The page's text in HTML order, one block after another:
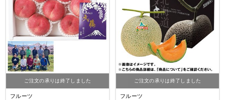
ご注文の承りは終了しました
フルーツ
ご注文の承りは終了しました
フルーツ